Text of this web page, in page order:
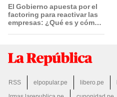
El Gobierno apuesta por el
factoring para reactivar las
empresas: ¿Qué es y cómo
RSS elpopular.pe libero.pe